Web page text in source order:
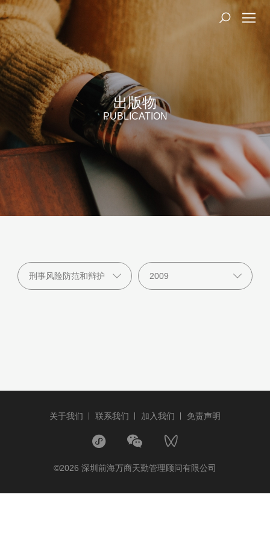
出版物
PUBLICATION
关于我们 联系我们 加入我们 免责声明
©2026 深圳前海万商天勤管理顾问有限公司